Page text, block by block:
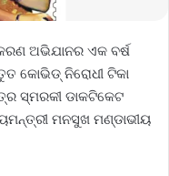
ଅଭିଯାନର ଏକ ବର୍ଷ
କୋଭିଡ୍‌ ନିରୋଧୀ ଟିକା
ସ୍ମରକୀ ଡାକଟିକେଟ
ମନସୁଖ ମଣ୍ଡାଭୀୟ